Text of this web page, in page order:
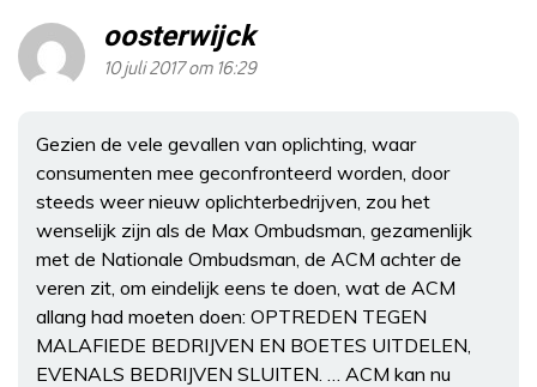
oosterwijck
10 juli 2017 om 16:29
Gezien de vele gevallen van oplichting, waar
consumenten mee geconfronteerd worden, door
steeds weer nieuw oplichterbedrijven, zou het
wenselijk zijn als de Max Ombudsman, gezamenlijk
met de Nationale Ombudsman, de ACM achter de
veren zit, om eindelijk eens te doen, wat de ACM
allang had moeten doen: OPTREDEN TEGEN
MALAFIEDE BEDRIJVEN EN BOETES UITDELEN,
EVENALS BEDRIJVEN SLUITEN. … ACM kan nu